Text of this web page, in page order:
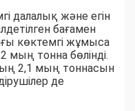
далалық және егін
бағамен
көктемгі жұмыса
мың тонна бөлінді.
2,1 мың тоннасын
де